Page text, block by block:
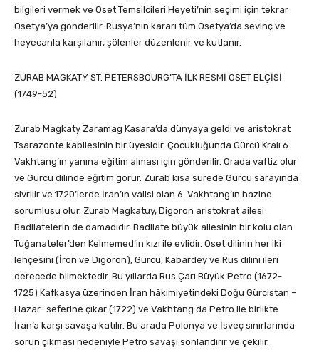
bilgileri vermek ve Oset Temsilcileri Heyeti’nin seçimi için tekrar
Osetya’ya gönderilir. Rusya’nın kararı tüm Osetya’da sevinç ve
heyecanla karşılanır, şölenler düzenlenir ve kutlanır.
ZURAB MAGKATY ST. PETERSBOURG’TA İLK RESMİ OSET ELÇİSİ
(1749-52)
Zurab Magkaty Zaramag Kasara’da dünyaya geldi ve aristokrat
Tsarazonte kabilesinin bir üyesidir. Çocukluğunda Gürcü Kralı 6.
Vakhtang’ın yanına eğitim alması için gönderilir. Orada vaftiz olur
ve Gürcü dilinde eğitim görür. Zurab kısa sürede Gürcü sarayında
sivrilir ve 1720’lerde İran’ın valisi olan 6. Vakhtang’ın hazine
sorumlusu olur. Zurab Magkatuy, Digoron aristokrat ailesi
Badilatelerin de damadıdır. Badilate büyük ailesinin bir kolu olan
Tuğanateler’den Kelmemed’in kızı ile evlidir. Oset dilinin her iki
lehçesini (İron ve Digoron), Gürcü, Kabardey ve Rus dilini ileri
derecede bilmektedir. Bu yıllarda Rus Çarı Büyük Petro (1672-
1725) Kafkasya üzerinden İran hâkimiyetindeki Doğu Gürcistan –
Hazar- seferine çıkar (1722) ve Vakhtang da Petro ile birlikte
İran’a karşı savaşa katılır. Bu arada Polonya ve İsveç sınırlarında
sorun çıkması nedeniyle Petro savaşı sonlandırır ve çekilir.